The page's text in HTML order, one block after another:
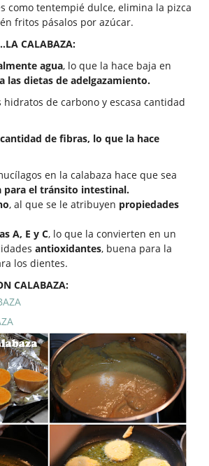
como tentempié dulce, elimina la pizca
fritos pásalos por azúcar.
CALABAZA:
agua, lo que la hace baja en
las dietas de adelgazamiento.
hidratos de carbono y escasa cantidad
de fibras, lo que la hace
en la calabaza hace que sea
para el tránsito intestinal.
, al que se le atribuyen propiedades
A, E y C, lo que la convierten en un
antioxidantes, buena para la
los dientes.
CALABAZA: